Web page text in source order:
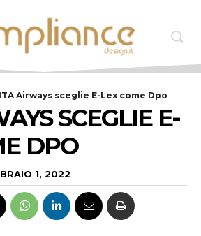
ITA Airways sceglie E-Lex come Dpo
SCEGLIE E-
DPO
1, 2022